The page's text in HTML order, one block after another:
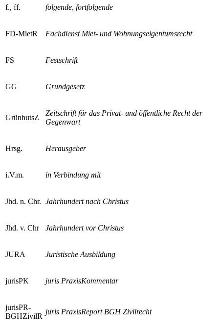
f., ff. folgende, fortfolgende
FD-MietR Fachdienst Miet- und Wohnungseigentumsrecht
FS Festschrift
GG Grundgesetz
GrünhutsZ
Zeitschrift für das Privat- und öffentliche Recht der
Gegenwart
Hrsg. Herausgeber
i.V.m. in Verbindung mit
Jhd. n. Chr. Jahrhundert nach Christus
Jhd. v. Chr Jahrhundert vor Christus
JURA Juristische Ausbildung
jurisPK juris PraxisKommentar
jurisPR-
BGHZivilR
juris PraxisReport BGH Zivilrecht